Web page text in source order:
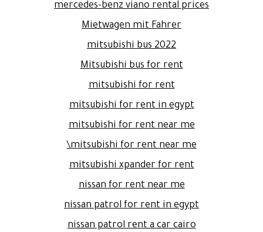
mercedes-benz viano rental prices
Mietwagen mit Fahrer
mitsubishi bus 2022
Mitsubishi bus for rent
mitsubishi for rent
mitsubishi for rent in egypt
mitsubishi for rent near me
mitsubishi for rent near me\
mitsubishi xpander for rent
nissan for rent near me
nissan patrol for rent in egypt
nissan patrol rent a car cairo